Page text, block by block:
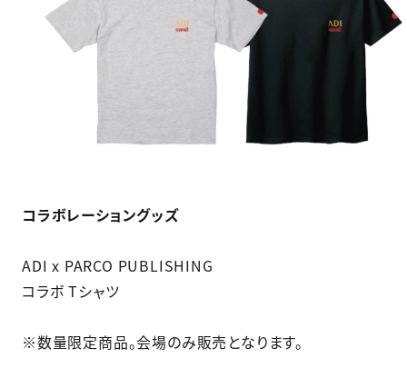
コラボレーショングッズ
ADI x PARCO PUBLISHING​
コラボ Tシャツ
※数量限定商品。会場のみ販売となります。​